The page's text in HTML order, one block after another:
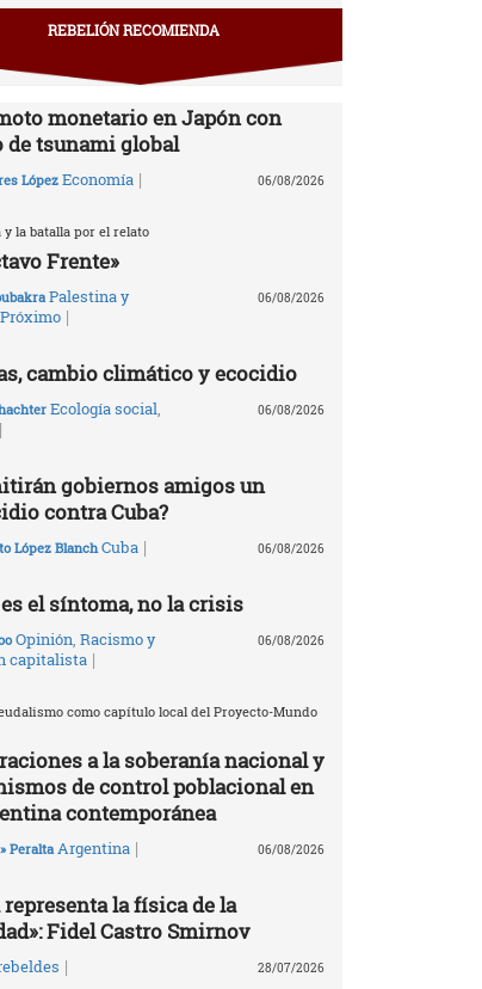
REBELIÓN RECOMIENDA
monetario en Japón con
de tsunami global
LópezEconomía | 06/08/2026
y la batalla por el relato
Frente»
Palestina y
|
06/08/2026
cambio climático y ecocidio
Ecología social
|
06/08/2026
gobiernos amigos un
contra Cuba?
López BlanchCuba | 06/08/2026
el síntoma, no la crisis
Opinión Racismo y
capitalista |
06/08/2026
como capítulo local del Proyecto-Mundo
a la soberanía nacional y
de control poblacional en
contemporánea
Peralta Argentina | 06/08/2026
representa la física de la
Fidel Castro Smirnov
| 28/07/2026